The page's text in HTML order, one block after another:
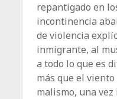
repantigado en
incontinencia
de violencia
inmigrante, al
a todo lo que es
más que el
malismo, una vez